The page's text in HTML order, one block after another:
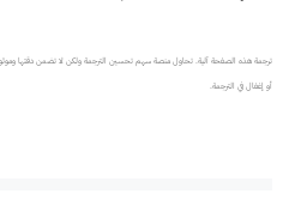
ترجمة هذه الصفحة آلية. تحاول منصة سهم تحسين الترجمة ولكن لا تضمن دقتها
أو إغفال في الترجمة.